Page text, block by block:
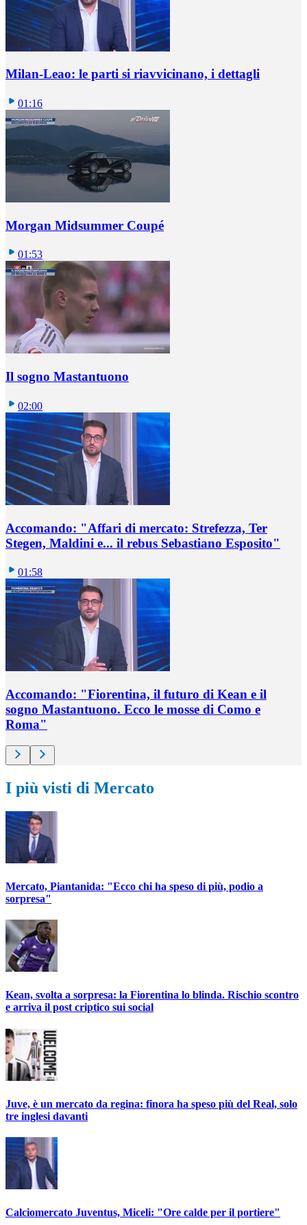
Milan-Leao: le parti si riavvicinano, i dettagli
01:16
Morgan Midsummer Coupé
01:53
Il sogno Mastantuono
02:00
Accomando: "Affari di mercato: Strefezza, Ter
Stegen, Maldini e... il rebus Sebastiano Esposito"
01:58
Accomando: "Fiorentina, il futuro di Kean e il
sogno Mastantuono. Ecco le mosse di Como e
Roma"
I più visti di Mercato
Mercato, Piantanida: "Ecco chi ha speso di più, podio a
sorpresa"
Kean, svolta a sorpresa: la Fiorentina lo blinda. Rischio scontro
e arriva il post criptico sui social
Juve, è un mercato da regina: finora ha speso più del Real, solo
tre inglesi davanti
Calciomercato Juventus, Miceli: "Ore calde per il portiere"